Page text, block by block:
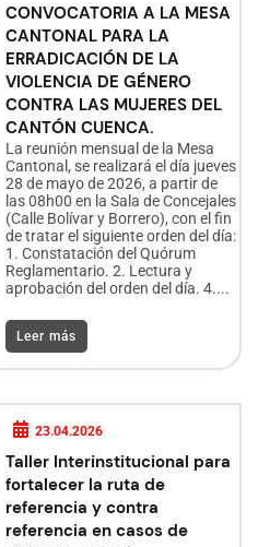
CONVOCATORIA A LA MESA
CANTONAL PARA LA
ERRADICACIÓN DE LA
VIOLENCIA DE GÉNERO
CONTRA LAS MUJERES DEL
CANTÓN CUENCA.
La reunión mensual de la Mesa
Cantonal, se realizará el día jueves
28 de mayo de 2026, a partir de
las 08h00 en la Sala de Concejales
(Calle Bolívar y Borrero), con el fin
de tratar el siguiente orden del día:
1. Constatación del Quórum
Reglamentario. 2. Lectura y
aprobación del orden del día. 4....
Leer más
23.04.2026
Taller Interinstitucional para
fortalecer la ruta de
referencia y contra
referencia en casos de